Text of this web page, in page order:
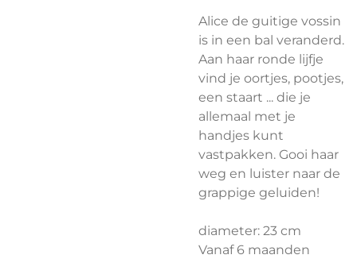
Alice de guitige vossin
is in een bal veranderd.
Aan haar ronde lijfje
vind je oortjes, pootjes,
een staart ... die je
allemaal met je
handjes kunt
vastpakken. Gooi haar
weg en luister naar de
grappige geluiden!
diameter: 23 cm
Vanaf 6 maanden